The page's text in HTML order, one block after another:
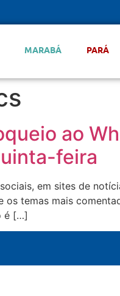
MARABÁ PARÁ
ao
feira
em sites de
os temas mais
é […]